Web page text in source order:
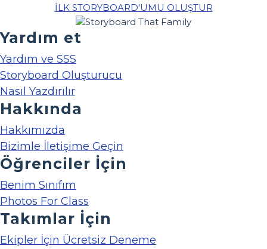
İLK STORYBOARD'UMU OLUŞTUR
Yardım et
Yardım ve SSS
Storyboard Oluşturucu
Nasıl Yazdırılır
Hakkında
Hakkımızda
Bizimle İletişime Geçin
Öğrenciler İçin
Benim Sınıfım
Photos For Class
Takımlar İçin
Ekipler İçin Ücretsiz Deneme